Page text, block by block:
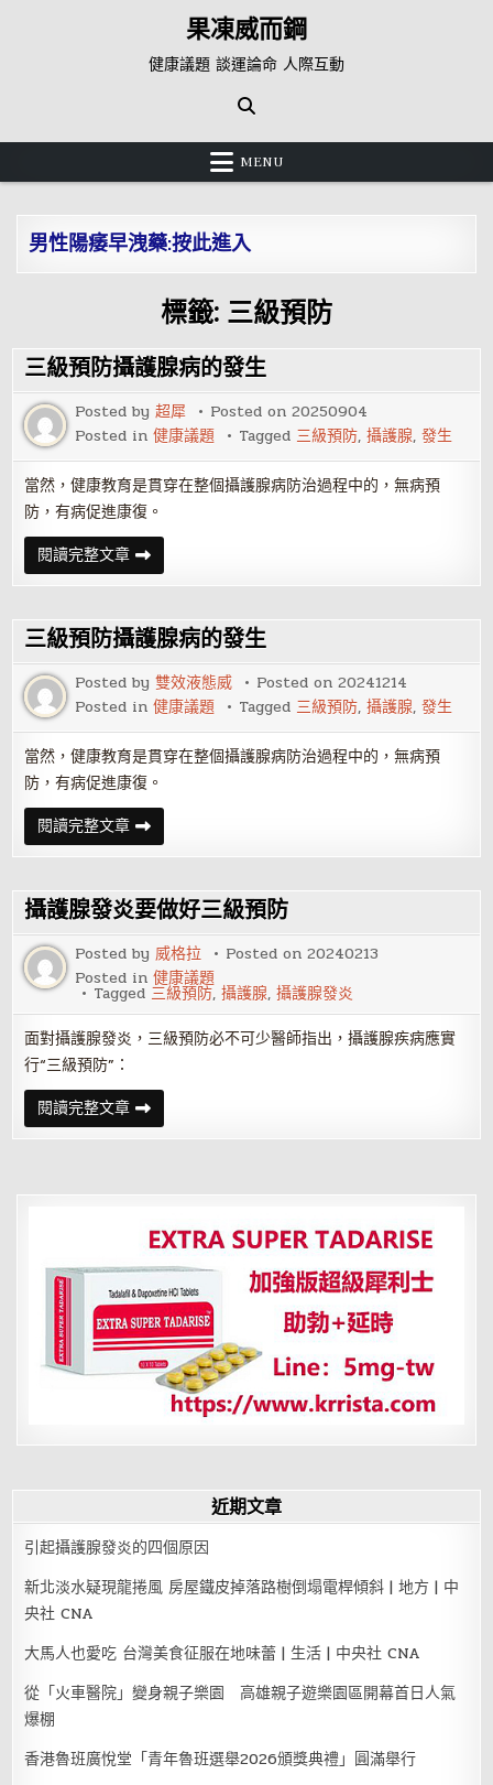
果凍威而鋼
健康議題 談運論命 人際互動
MENU
男性陽痿早洩藥:按此進入
標籤: 三級預防
三級預防攝護腺病的發生
Posted by超犀 Posted on20250904
Posted in健康議題 Tagged 三級預防,攝護腺,發生
當然，健康教育是貫穿在整個攝護腺病防治過程中的，無病預
防，有病促進康復。
閱讀完整文章三
級
預
攝
護
腺
病
的
發
生
三級預防攝護腺病的發生
Posted by雙效液態威 Posted on20241214
Posted in健康議題 Tagged 三級預防,攝護腺,發生
當然，健康教育是貫穿在整個攝護腺病防治過程中的，無病預
防，有病促進康復。
閱讀完整文章三
級
預
攝
護
腺
病
的
發
生
攝護腺發炎要做好三級預防
Posted by威格拉 Posted on20240213
Posted in健康議題
Tagged 三級預防,攝護腺,攝護腺發炎
面對攝護腺發炎，三級預防必不可少醫師指出，攝護腺疾病應實
行“三級預防”：
閱讀完整文章攝
護
腺
做
級
預
防
近期文章
引起攝護腺發炎的四個原因
新北淡水疑現龍捲風 房屋鐵皮掉落路樹倒塌電桿傾斜 | 地方 | 中
央社 CNA
大馬人也愛吃 台灣美食征服在地味蕾 | 生活 | 中央社 CNA
從「火車醫院」變身親子樂園 高雄親子遊樂園區開幕首日人氣
爆棚
香港魯班廣悅堂「青年魯班選舉2026頒獎典禮」圓滿舉行